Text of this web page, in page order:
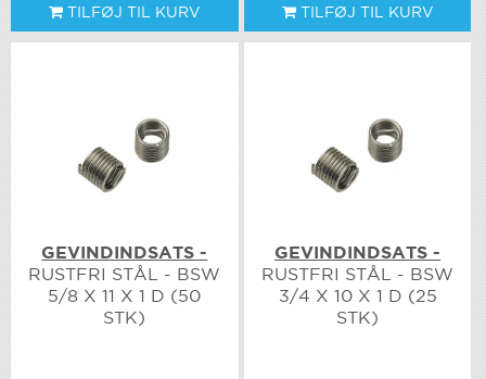
TILFØJ TIL KURV TILFØJ TIL KURV
GEVINDINDSATS -
RUSTFRI STÅL - BSW
5/8 X 11 X 1 D (50
STK)
GEVINDINDSATS -
RUSTFRI STÅL - BSW
3/4 X 10 X 1 D (25
STK)